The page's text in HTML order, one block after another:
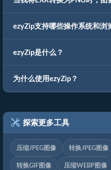
ezyZip支持哪些操作系统和浏
ezyZip是什么？
为什么使用ezyZip？
探索更多工具
压缩JPEG图像 转换JPEG图像
转换GIF图像 压缩WEBP图像